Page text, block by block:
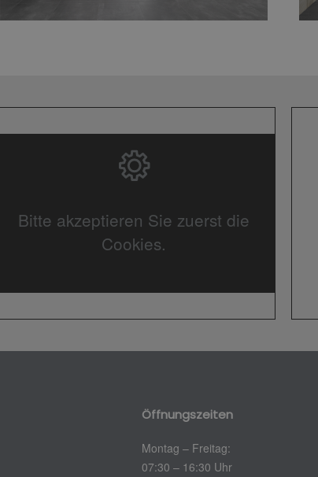
Bitte akzeptieren Sie zuerst die
Cookies.
Öffnungszeiten
Montag – Freitag:
07:30 – 16:30 Uhr